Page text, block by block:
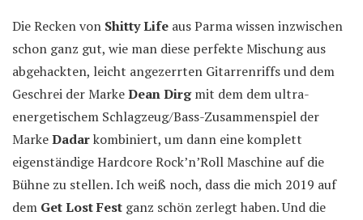
Die Recken von Shitty Life aus Parma wissen inzwischen
schon ganz gut, wie man diese perfekte Mischung aus
abgehackten, leicht angezerrten Gitarrenriffs und dem
Geschrei der MarkeDean Dirgmit dem dem ultra-
energetischem Schlagzeug/Bass-Zusammenspiel der
MarkeDadarkombiniert, um dann eine komplett
eigenständige Hardcore Rock’n’Roll Maschine auf die
Bühne zu stellen. Ich weiß noch, dass die mich 2019 auf
dem Get Lost Fest ganz schön zerlegt haben. Und die